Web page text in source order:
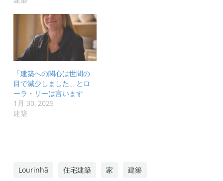
「建築への関心は世間の
目で減少しました」とロ
ーラ・リーは言います
1月 30, 2025
建築
Lourinhã 住宅建築 家 建築